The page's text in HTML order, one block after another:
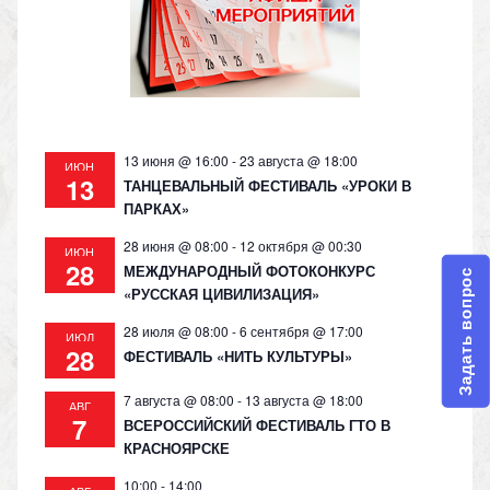
s
ni
ki
p k
ИЮН
13
13 июня @ 16:00 -23 августа @ 18:00
ТАНЦЕВАЛЬНЫЙ ФЕСТИВАЛЬ «УРОКИ В
ПАРКАХ»
ИЮН
28
28 июня @ 08:00 - 12 октября @ 00:30
МЕЖДУНАРОДНЫЙ ФОТОКОНКУРС
«РУССКАЯ ЦИВИЛИЗАЦИЯ»
ИЮЛ
28
28 июля @ 08:00 -6 сентября @ 17:00
ФЕСТИВАЛЬ «НИТЬ КУЛЬТУРЫ»
АВГ
7
7 августа @ 08:00 - 13 августа @ 18:00
ВСЕРОССИЙСКИЙ ФЕСТИВАЛЬ ГТО В
КРАСНОЯРСКЕ
10:00 - 14:00
Задать вопрос